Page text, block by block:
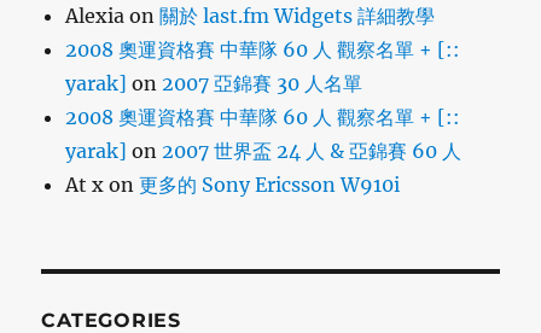
Alexia on關於 last.fm Widgets 詳細教學
2008 奧運資格賽 中華隊 60 人 觀察名單 + [::
yarak] on2007 亞錦賽 30 人名單
2008 奧運資格賽 中華隊 60 人 觀察名單 + [::
yarak] on2007 世界盃 24 人 & 亞錦賽 60 人
At x on更多的 Sony Ericsson W910i
CATEGORIES